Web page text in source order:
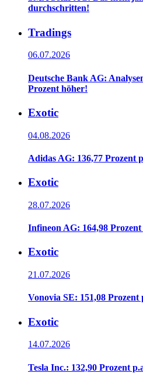
durchschritten!
Tradings
06.07.2026
Deutsche Bank AG:
Prozent höher!
Exotic
04.08.2026
Adidas AG: 136,77 Prozent
Exotic
28.07.2026
Infineon AG: 164,98 Prozent
Exotic
21.07.2026
Vonovia SE: 151,08 Prozent
Exotic
14.07.2026
Tesla Inc.: 132,90 Prozent